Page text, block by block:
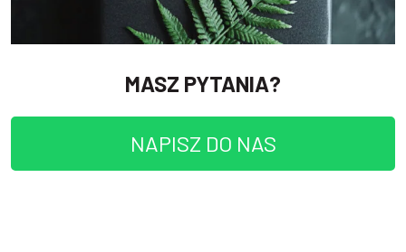
MASZ PYTANIA?
NAPISZ DO NAS